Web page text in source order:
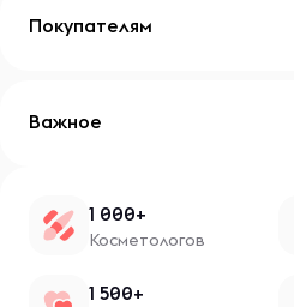
Покупателям
Важное
1 000+
Косметологов
1 500+